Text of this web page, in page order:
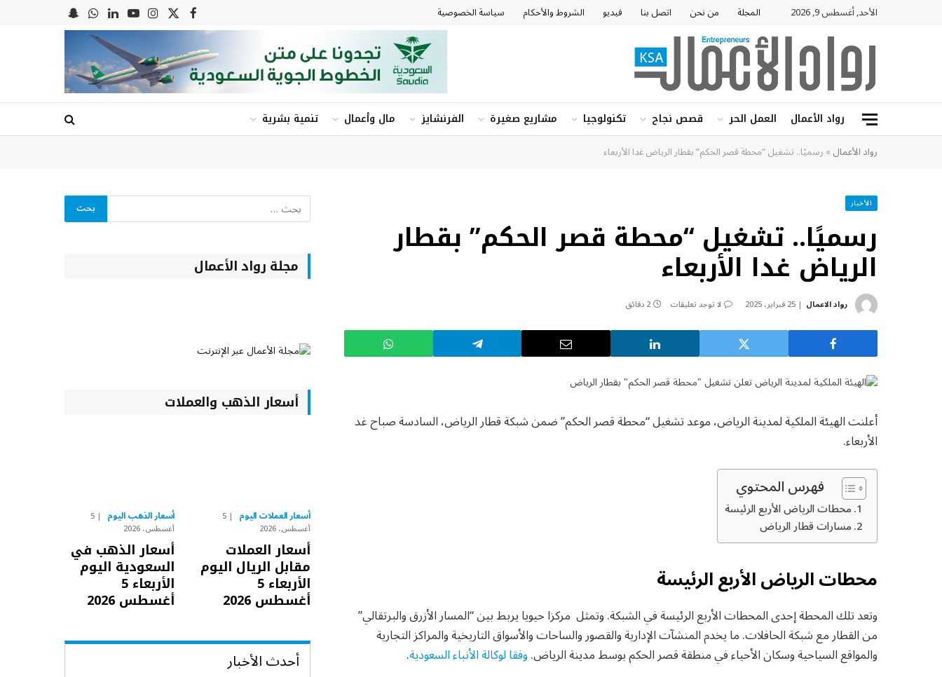
الأحد, أغسطس 9, 2026 المجلة من نحن اتصل بنا فيديو الشروط والأحكام سياسة الخصوصية فيسبوك
X
(Twitter)
الانستغرام
يوتيوبلينكدإنواتسابSnapchat
رواد الأعمال العمل الحر قصص نجاح تكنولوجيا مشاريع صغيرة الفرنشايز مال وأعمال تنمية بشرية
رواد الأعمال»رسميًا.. تشغيل “محطة قصر الحكم” بقطار الرياض غدا الأربعاء
الأخبار
رسميًا.. تشغيل “محطة قصر الحكم” بقطار
الرياض غدا الأربعاء
رواد الاعمال 25 فبراير، 2025 لا توجد تعليقات 2 دقائق
أعلنت الهيئة الملكية لمدينة الرياض، موعد تشغيل “محطة قصر الحكم” ضمن شبكة قطار الرياض، السادسة صباح غد
الأربعاء.
فهرس المحتوي
محطات الرياض الأربع الرئيسة
مسارات قطار الرياض
محطات الرياض الأربع الرئيسة
وتعد تلك المحطة إحدى المحطات الأربع الرئيسة في الشبكة. وتمثل مركزا حيويا يربط بين “المسار الأزرق والبرتقالي”
من القطار مع شبكة الحافلات. ما يخدم المنشآت الإدارية والقصور والساحات والأسواق التاريخية والمراكز التجارية
والمواقع السياحية وسكان الأحياء في منطقة قصر الحكم بوسط مدينة الرياض.وفقا لوكالة الأنباء السعودية.
مجلة رواد الأعمال
أسعار الذهب والعملات
أسعار العملات اليوم 5
أغسطس، 2026
أسعار العملات
مقابل الريال اليوم
الأربعاء 5
أغسطس 2026
أسعار الذهب اليوم 5
أغسطس، 2026
أسعار الذهب في
السعودية اليوم
الأربعاء 5
أغسطس 2026
أحدث الأخبار